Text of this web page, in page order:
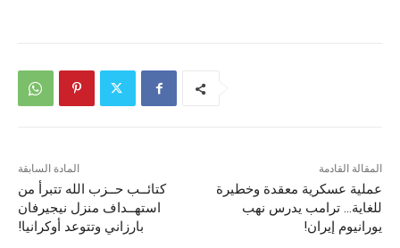
المادة السابقة
كتائــب حــزب الله تتبرأ من
استهــداف منزل نيجيرفان
بارزاني وتتوعد أوكرانيا!
المقالة القادمة
عملية عسكرية معقدة وخطيرة
للغاية… ترامب يدرس نهب
يورانيوم إيران!